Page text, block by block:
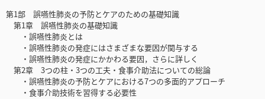
第1部 誤嚥性肺炎の予防とケアのための基礎知識
第1章 誤嚥性肺炎の基礎知識
・誤嚥性肺炎とは
・誤嚥性肺炎の発症にはさまざまな要因が関与する
・誤嚥性肺炎の発症にかかわる要因，さらに詳しく
第2章 3つの柱・3つの工夫・食事介助法についての総論
・誤嚥性肺炎の予防とケアにおける7つの多面的アプローチ
・食事介助技術を習得する必要性